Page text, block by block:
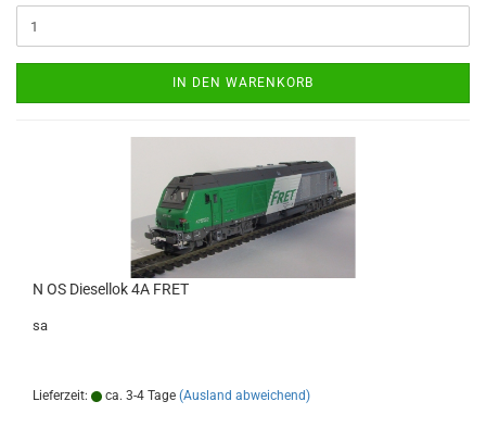
IN DEN WARENKORB
N OS Diesellok 4A FRET
sa
Lieferzeit: ca. 3-4 Tage (Ausland abweichend)